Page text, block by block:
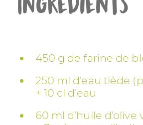
450 g de farine de
250 ml d’eau tiède
+ 10 cl d’eau
60 ml d’huile d’olive